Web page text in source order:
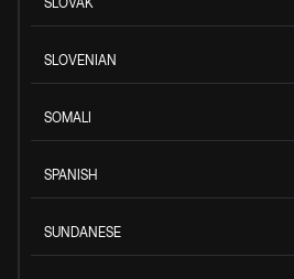
SLOVENIAN
SOMALI
SPANISH
SUNDANESE